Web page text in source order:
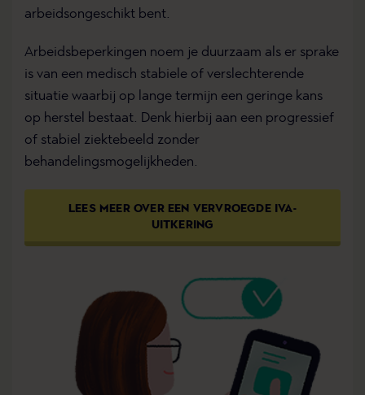
arbeidsongeschikt bent.
Arbeidsbeperkingen noem je duurzaam als er sprake
is van een medisch stabiele of verslechterende
situatie waarbij op lange termijn een geringe kans
op herstel bestaat. Denk hierbij aan een progressief
of stabiel ziektebeeld zonder
behandelingsmogelijkheden.
LEES MEER OVER EEN VERVROEGDE IVA-
UITKERING